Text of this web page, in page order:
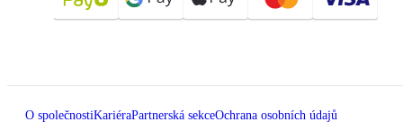
O společnostiKariéraPartnerská sekceOchrana osobních údajů